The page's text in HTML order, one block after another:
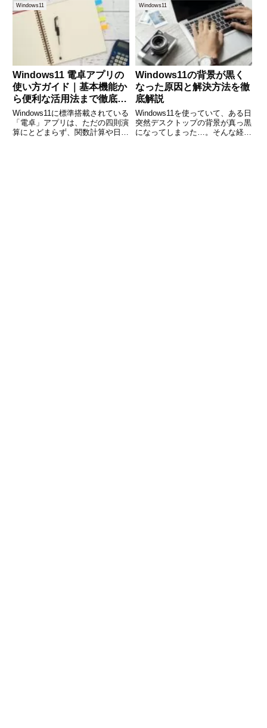
数の設定を1つの画面にまとめて
表示し、簡単に調整できる便利な
ツールです。特に外出先でノート
PCを使う方や、プレゼ
window.adsbygoogle ||
[]).push({});Windows11アプリ「ク
ロッ
Windows11
Windows11 電卓アプリの
使い方ガイド｜基本機能か
ら便利な活用法まで徹底解
説
Windows11に標準搭載されている
「電卓」アプリは、ただの四則演
算にとどまらず、関数計算や日付
Windows11
Windows11の背景が黒く
なった原因と解決方法を徹
底解説
Windows11を使っていて、ある日
突然デスクトップの背景が真っ黒
になってしまった…。そんな経験